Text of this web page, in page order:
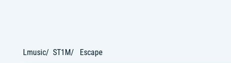
Lmusic ST1M Escape